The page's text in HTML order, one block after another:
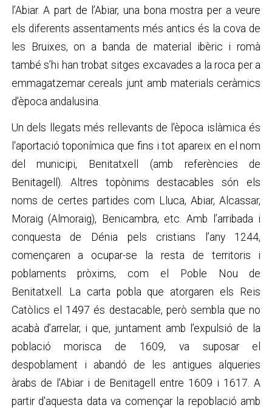
l’Abiar. A part de l’Abiar, una bona mostra per a veure
els diferents assentaments més antics és la cova de
les Bruixes, on a banda de material ibèric i romà
també s’hi han trobat sitges excavades a la roca per a
emmagatzemar cereals junt amb materials ceràmics
d’època andalusina.
Un dels llegats més rellevants de l'època islàmica és
l'aportació toponímica que fins i tot apareix en el nom
del municipi, Benitatxell (amb referències de
Benitagell). Altres topònims destacables són els
noms de certes partides com Lluca, Abiar, Alcassar,
Moraig (Almoraig), Benicambra, etc. Amb l’arribada i
conquesta de Dénia pels cristians l’any 1244,
començaren a ocupar-se la resta de territoris i
poblaments pròxims, com el Poble Nou de
Benitatxell. La carta pobla que atorgaren els Reis
Catòlics el 1497 és destacable, però sembla que no
acabà d’arrelar, i que, juntament amb l’expulsió de la
població morisca de 1609, va suposar el
despoblament i abandó de les antigues alqueries
àrabs de l'Abiar i de Benitagell entre 1609 i 1617. A
partir d'aquesta data va començar la repoblació amb